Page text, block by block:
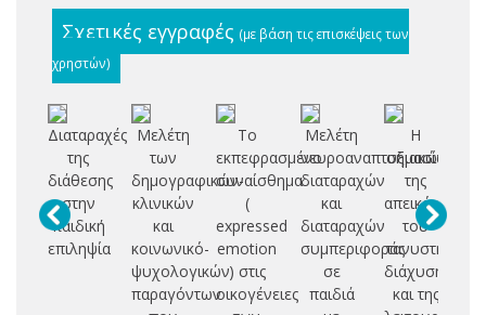
Σχετικές εγγραφές (με βάση τις επισκέψεις των
χρηστών)
Διαταραχές
της
διάθεσης
στην
παιδική
επιληψία
Μελέτη
των
δημογραφικών-
κλινικών
και
κοινωνικό-
ψυχολογικών
παραγόντων
Το
εκπεφρασμένο
συναίσθημα
(
expressed
emotion
) στις
οικογένειες
Μελέτη
νευροαναπτυξιακών
διαταραχών
και
διαταραχών
συμπεριφοράς
σε
παιδιά
Η
σημασία
της
απεικόνισης
του
τανυστή
διάχυσης
και της